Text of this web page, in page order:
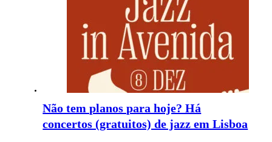
Não tem planos para hoje? Há
concertos (gratuitos) de jazz em Lisboa